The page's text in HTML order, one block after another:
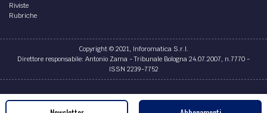
Riviste
Rubriche
Copyright © 2021, Inforomatica S.r.l.
Direttore responsabile: Antonio Zama - Tribunale Bologna 24.07.2007, n.7770 -
ISSN 2239-7752
Credits